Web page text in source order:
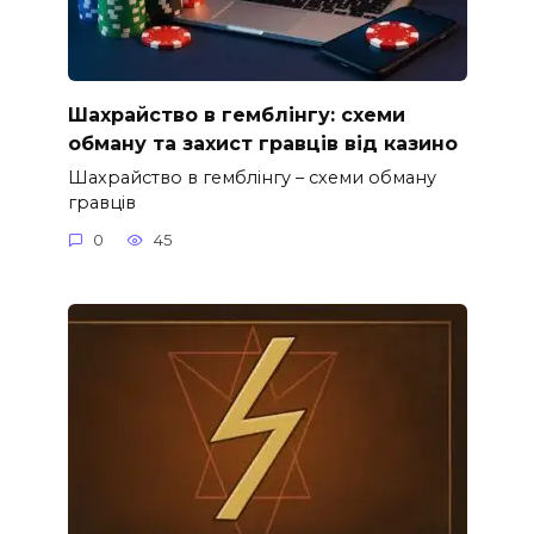
Шахрайство в гемблінгу: схеми
обману та захист гравців від казино
Шахрайство в гемблінгу – схеми обману
гравців
0 45